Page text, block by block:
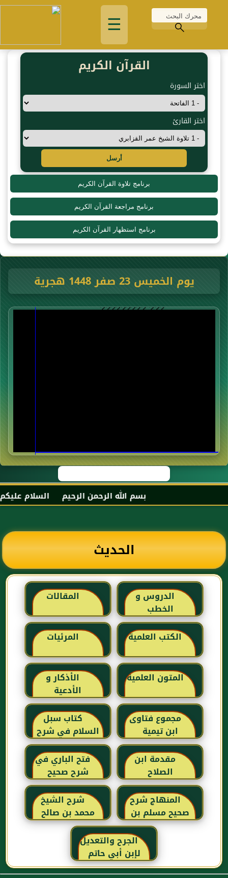
☰
القرآن الكريم
اختر السورة
اختر القارئ
أرسل
برنامج تلاوة القرآن الكريم
برنامج مراجعة القرآن الكريم
برنامج استظهار القرآن الكريم
يوم الخميس 23 صفر 1448 هجرية
بسم الله الرحمن الرحيم السلام
الحديث
الدروس و
الخطب
المقالات
الكتب العلمية المرئيات
المتون العلمية
الأذكار و
الأدعية
مجموع فتاوى
ابن تيمية
كتاب سبل
السلام في شرح
بلوغ المرام للإمام
الصنعاني رحمه
الله
مقدمة ابن
الصلاح
فتح الباري في
شرح صحيح
البخاري للحافظ
ابن حجر
العسقلاني
المنهاج شرح
صحيح مسلم بن
الحجاج
شرح الشيخ
محمد بن صالح
العثيمين لكتاب
رياض الصالحين
للإمام النووي
رحمهم الله تعالى
الجرح والتعديل
لإبن أبي حاتم